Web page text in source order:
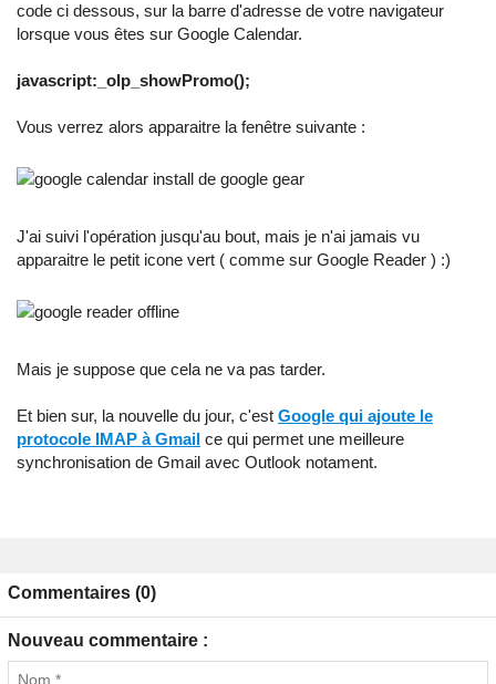
code ci dessous, sur la barre d'adresse de votre navigateur
lorsque vous êtes sur Google Calendar.
javascript:_olp_showPromo();
Vous verrez alors apparaitre la fenêtre suivante :
J'ai suivi l'opération jusqu'au bout, mais je n'ai jamais vu
apparaitre le petit icone vert ( comme sur Google Reader ) :)
Mais je suppose que cela ne va pas tarder.
Et bien sur, la nouvelle du jour, c'est Google qui ajoute le
protocole IMAP à Gmail ce qui permet une meilleure
synchronisation de Gmail avec Outlook notament.
Commentaires (0)
Nouveau commentaire :